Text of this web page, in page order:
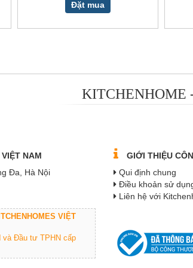
Đặt mua
KITCHENHOME
NAM
Đa, Hà Nội
VIỆT
và Đầu tư TPHN cấp
GIỚI THIỆU
Qui định chung
Điều khoản sử
Liên hệ với